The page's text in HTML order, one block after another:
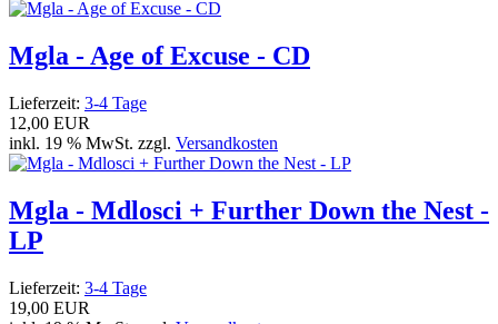
Mgla - Age of Excuse - CD
Lieferzeit: 3-4 Tage
12,00 EUR
inkl. 19 % MwSt. zzgl. Versandkosten
Mgla - Mdlosci + Further Down the Nest -
LP
Lieferzeit: 3-4 Tage
19,00 EUR